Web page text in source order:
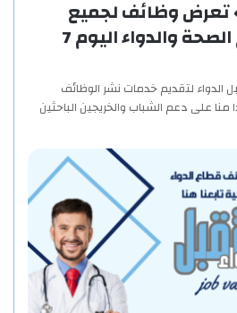
تعرض وظائف لجميع
التخصصات بقطاع الصحة والدواء اليوم 7
لتقديم خدمات نشر الوظائف
منا على دعم الشباب والخريجين الباحثين